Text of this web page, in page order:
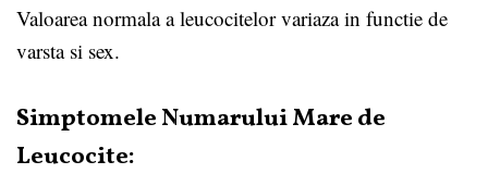
Valoarea normala a leucocitelor variaza in functie de
varsta si sex.
Simptomele Numarului Mare de
Leucocite: